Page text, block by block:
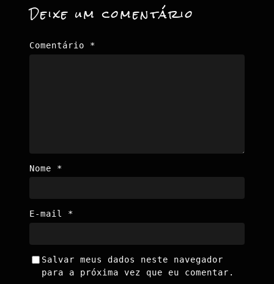
Deixe um comentário
Comentário *
Nome *
E-mail *
Salvar meus dados neste navegador
para a próxima vez que eu comentar.